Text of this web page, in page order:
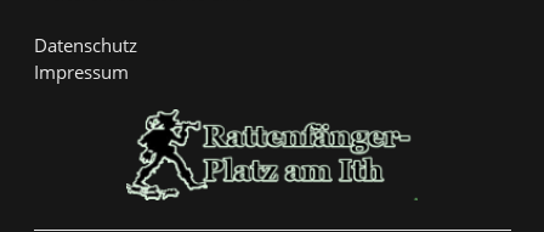
Datenschutz
Impressum